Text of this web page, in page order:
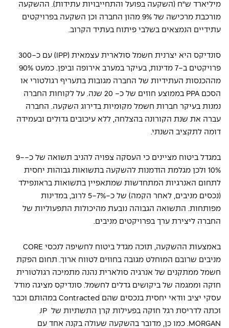
מיליארד ש"ח (השקעה בפועל והתחייבויות עתידות). ההשקעה
מורכבת מרכישה של 9% מהון החברה וכן השקעה בפרויקטים
עתידיים הנמצאים בשלבי פיתוח בעתיד הקרוב.
מההכנסות העתידיות של החברה מגובות בתעריף רגולטורי או
הסכם PPA בממוצע חוזים של כ- 20 שנה. על לקוחות החברה
נמנות בעיקר חברות חשמל מקומיות בדירוג השקעה. החברה
עברה את שנת הקורונה בהצלחה, ללא עיכובים גדולים ובעמידה
דומה לתקציב השנתי.
במגדל ביטוח מציינים כי העסקה צפויה להניב תשואה של כ-9-
10% ולכן מגלמת הזדמנות להשקעה בתשואות גבוהות יחסית
לתחום האנרגיות המתחדשות שמתאפיין בתשואות בראונפילד
(נכסים מניבים, לאחר הקמה) של כ-5-7% לרוב, במדינות
מפותחות. התשואה הגבוהה נובעת מהיכולות התפעוליות של
החברה ליצירת ערך בפרויקטים מניבים.
מניבים שרובם המוחלט מגובה בחוזים לטווח ארוך. תחום הפקת
חשמל ממתקנים של אנרגיה סולארית נהנה מתמיכה רגולטורית
חזקה וממגמה של ביקושים גדלים לחשמל. סונדיקס מציגה מודל
עסקי יציב וודאי יחסית בנכסים שהם Contracted במהותם וכבר
זכתה לדריסת רגל חזקה בפעילות קרן התשתיות של JP
MORGAN. כמו כן, מדובר בהשקעה שעולה בקנה אחד עם